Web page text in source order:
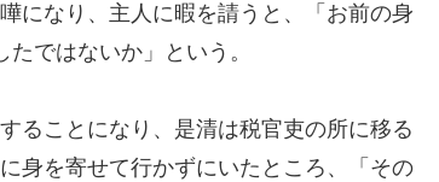
になり、主人に暇を請うと、「お前の身
ではないか」という。
ることになり、是清は税官吏の所に移る
身を寄せて行かずにいたところ、「その